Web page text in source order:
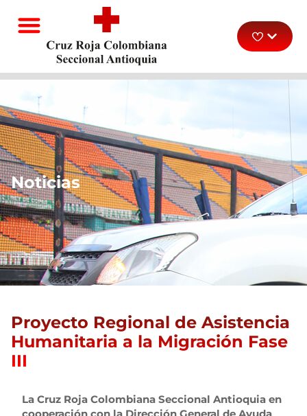
Noticias
Proyecto Regional de Asistencia
Humanitaria a la Migración Fase
III
La Cruz Roja Colombiana Seccional Antioquia en